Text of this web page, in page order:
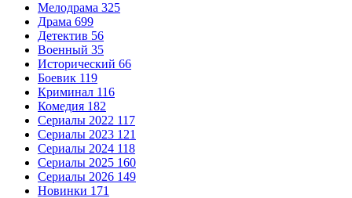
Мелодрама 325
Драма 699
Детектив 56
Военный 35
Исторический 66
Боевик 119
Криминал 116
Комедия 182
Сериалы 2022 117
Сериалы 2023 121
Сериалы 2024 118
Сериалы 2025 160
Сериалы 2026 149
Новинки 171